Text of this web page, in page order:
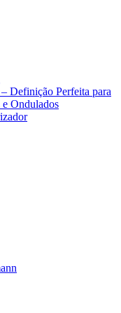
Definição Perfeita para
e Ondulados